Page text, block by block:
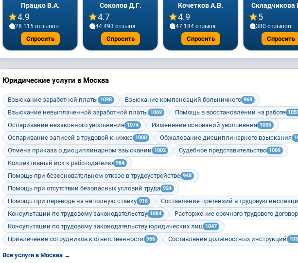
Працко В.А.
4.9
28 115 отзывов
Спросить
Соколов Д.Г.
4.7
44 493 отзывa
Спросить
Кочетков А.В.
4.9
47 184 отзывa
Спросить
Складчикова
5
380 отзывов
Спросить
Юридические услуги в Москва
Взыскание заработной платы 1098 Взыскание компенсаций больничного 969
Взыскание невыплаченной заработной платы 1069 Помощь в восстановлении на работе
Оспаривание незаконного увольнения 1074 Изменение оснований увольнения 1006
Оспаривание записей в трудовой книжке 1000 Обжалование дисциплинарного взыскания
Отмена приказа о дисциплинарном взыскании 1002 Судебное представительство 1069
Коллективный иск к работодателю 984
Помощь при безосновательном отказе в трудоустройстве 948
Помощь при отсутствии безопасных условий труда 924
Помощь при переводе на неполную ставку 918 Составление претензий в трудовую
Консультации по трудовому законодательству 1084 Расторжение срочного трудового
Консультации по трудовому законодательству юридических лиц 1047
Привлечение сотрудников к ответственности 966 Составление должностных инструкций
Все услуги в Москва →